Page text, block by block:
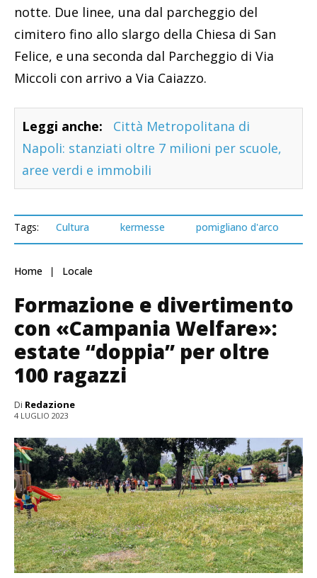
notte. Due linee, una dal parcheggio del
cimitero fino allo slargo della Chiesa di San
Felice, e una seconda dal Parcheggio di Via
Miccoli con arrivo a Via Caiazzo.
Leggi anche:
Città Metropolitana di
Napoli: stanziati oltre 7 milioni per scuole,
aree verdi e immobili
Tags: Cultura kermesse pomigliano d'arco
Home Locale
Formazione e divertimento
con «Campania Welfare»:
estate “doppia” per oltre
100 ragazzi
Di Redazione
4 LUGLIO 2023